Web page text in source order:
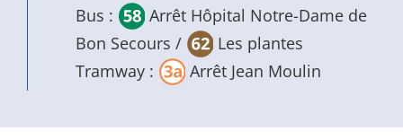
Bus :
Arrêt Hôpital Notre-Dame de
Bon Secours /
Les plantes
Tramway :
Arrêt Jean Moulin